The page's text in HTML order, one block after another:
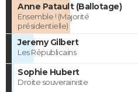
Anne Patault (Ballotage)
Ensemble ! (Majorité
présidentielle)
Jeremy Gilbert
Les Républicains
Sophie Hubert
Droite souverainiste